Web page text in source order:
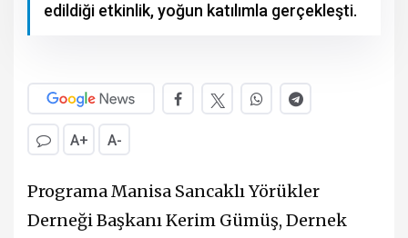
edildiği etkinlik, yoğun katılımla gerçekleşti.
A+ A-
Programa Manisa Sancaklı Yörükler
Derneği Başkanı Kerim Gümüş, Dernek